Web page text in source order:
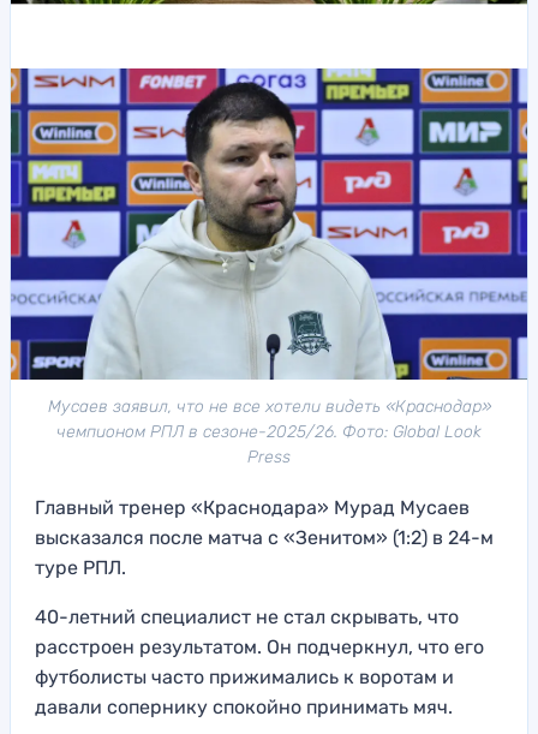
Мусаев заявил, что не все хотели видеть «Краснодар»
чемпионом РПЛ в сезоне-2025/26. Фото: Global Look
Press
Главный тренер «Краснодара» Мурад Мусаев
высказался после матча с «Зенитом» (1:2) в 24-м
туре РПЛ.
40-летний специалист не стал скрывать, что
расстроен результатом. Он подчеркнул, что его
футболисты часто прижимались к воротам и
давали сопернику спокойно принимать мяч.